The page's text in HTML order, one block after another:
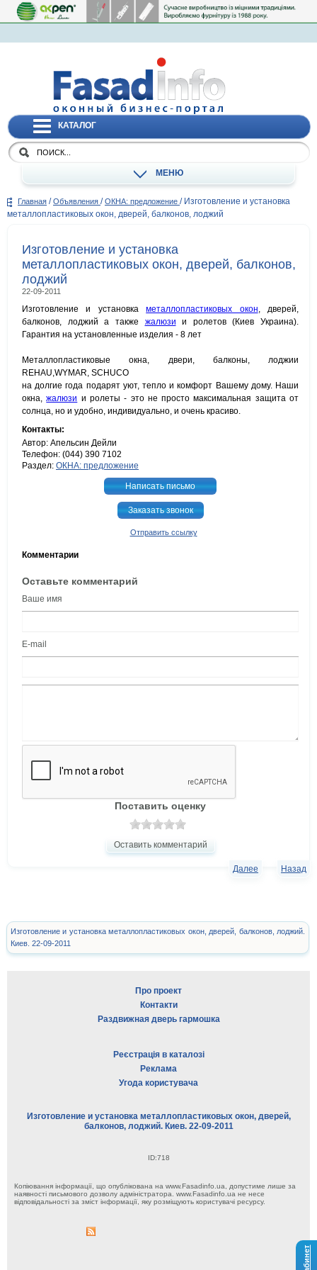
КАТАЛОГ
МЕНЮ
Главная / Объявления / ОКНА: предложение / Изготовление и установка
металлопластиковых окон, дверей, балконов, лоджий
Изготовление и установка
металлопластиковых окон, дверей, балконов,
лоджий
22-09-2011
Изготовление и установкаметаллопластиковых окон, дверей,
балконов, лоджий а также жалюзи и ролетов (Киев Украина).
Гарантия на установленные изделия - 8 лет
Металлопластиковые окна, двери, балконы, лоджии
REHAU,WYMAR, SCHUCO
на долгие года подарят уют, тепло и комфорт Вашему дому. Наши
окна,жалюзи и ролеты - это не просто максимальная защита от
солнца, но и удобно, индивидуально, и очень красиво.
Контакты:
Автор: Апельсин Дейли
Телефон: (044) 390 7102
Раздел: ОКНА: предложение
Написать письмо
Заказать звонок
Отправить ссылку
Комментарии
Оставьте комментарий
Ваше имя
E-mail
Поставить оценку
Оставить комментарий
Назад
Далее
Изготовление и установка металлопластиковых окон, дверей, балконов, лоджий.
Киев. 22-09-2011
Про проект
Контакти
Раздвижная дверь гармошка
Реєстрація в каталозі
Реклама
Угода користувача
Изготовление и установка металлопластиковых окон, дверей,
балконов, лоджий. Киев. 22-09-2011
ID:718
Копіювання інформації, що опублікована на www.Fasadinfo.ua, допустиме лише за
наявності письмового дозволу адміністратора. www.Fasadinfo.ua не несе
відповідальності за зміст інформації, яку розміщують користувачі ресурсу.